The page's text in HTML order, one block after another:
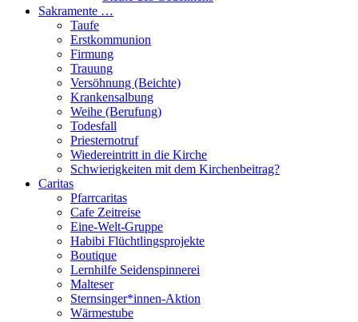
Sakramente …
Taufe
Erstkommunion
Firmung
Trauung
Versöhnung (Beichte)
Krankensalbung
Weihe (Berufung)
Todesfall
Priesternotruf
Wiedereintritt in die Kirche
Schwierigkeiten mit dem Kirchenbeitrag?
Caritas
Pfarrcaritas
Cafe Zeitreise
Eine-Welt-Gruppe
Habibi Flüchtlingsprojekte
Boutique
Lernhilfe Seidenspinnerei
Malteser
Sternsinger*innen-Aktion
Wärmestube